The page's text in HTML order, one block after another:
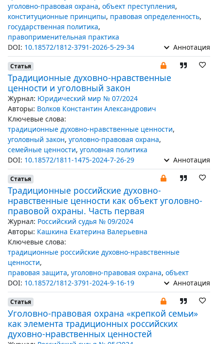
уголовно-правовая охрана, объект преступления,
конституционные принципы, правовая определенность,
государственная политика,
правоприменительная практика
DOI: 10.18572/1812-3791-2026-5-29-34 Аннотация
Статья
Традиционные духовно-нравственные
ценности и уголовный закон
Журнал: Юридический мир № 07/2024
Авторы: Волков Константин Александрович
Ключевые слова:
традиционные духовно-нравственные ценности,
уголовный закон, уголовно-правовая охрана,
семейные ценности, уголовная политика
DOI: 10.18572/1811-1475-2024-7-26-29 Аннотация
Статья
Традиционные российские духовно-
нравственные ценности как объект уголовно-
правовой охраны. Часть первая
Журнал: Российский судья № 09/2024
Авторы: Кашкина Екатерина Валерьевна
Ключевые слова:
традиционные российские духовно-нравственные
ценности,
правовая защита, уголовно-правовая охрана, объект
DOI: 10.18572/1812-3791-2024-9-16-19 Аннотация
Статья
Уголовно-правовая охрана «крепкой семьи»
как элемента традиционных российских
духовно-нравственных ценностей